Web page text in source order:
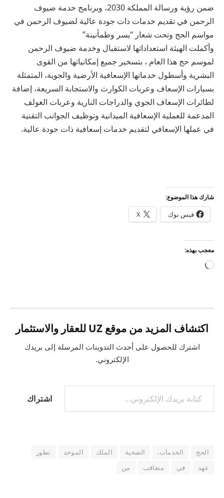
ضمن رؤية ورسالة المملكة 2030، وبرنامج خدمة ضيوف
الرحمن في تقديم خدمات ذات جودة عالية لضيوف الرحمن في
مواسم الحج وتحت شعار “يسر وطمأنينة”
وأكملت الهيئة استعداداتها لاستقبال وخدمة ضيوف الرحمن
لموسم حج هذا العام ، بتسخير جميع إمكانياتها من القوى
البشرية وأسطول خدماتها الإسعافية الأرضية والجوية، المتمثلة
بسيارات الإسعاف وعربات الكوارث والاستجابة السريعة، إضافة
لطائرات الإسعاف الجوي والدراجات النارية وعربات الغولف
المدعمة للعملية الإسعافية الميدانية وتوظيف الجوانب التقنية
في عملها الإسعافي لتقديم خدمات إسعافية ذات جودة عالية.
شارك هذا الموضوع:
فيس بوك X
معجب بهذه:
جاري
اكتشاف المزيد من موقع UZ للعقار والاستثمار
اشترك للحصول على أحدث التدوينات المرسلة إلى بريدك
الإلكتروني.
كتابة بريدك الإلكتروني...
اشتراك
الحج الخدمات. الصحية الملك الموحد
تطور
عهد
في متعاقب من